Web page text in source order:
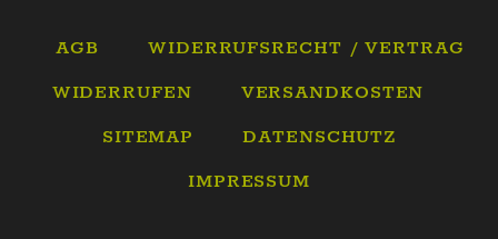
AGB
WIDERRUFSRECHT / VERTRAG
WIDERRUFEN
VERSANDKOSTEN
SITEMAP
DATENSCHUTZ
IMPRESSUM